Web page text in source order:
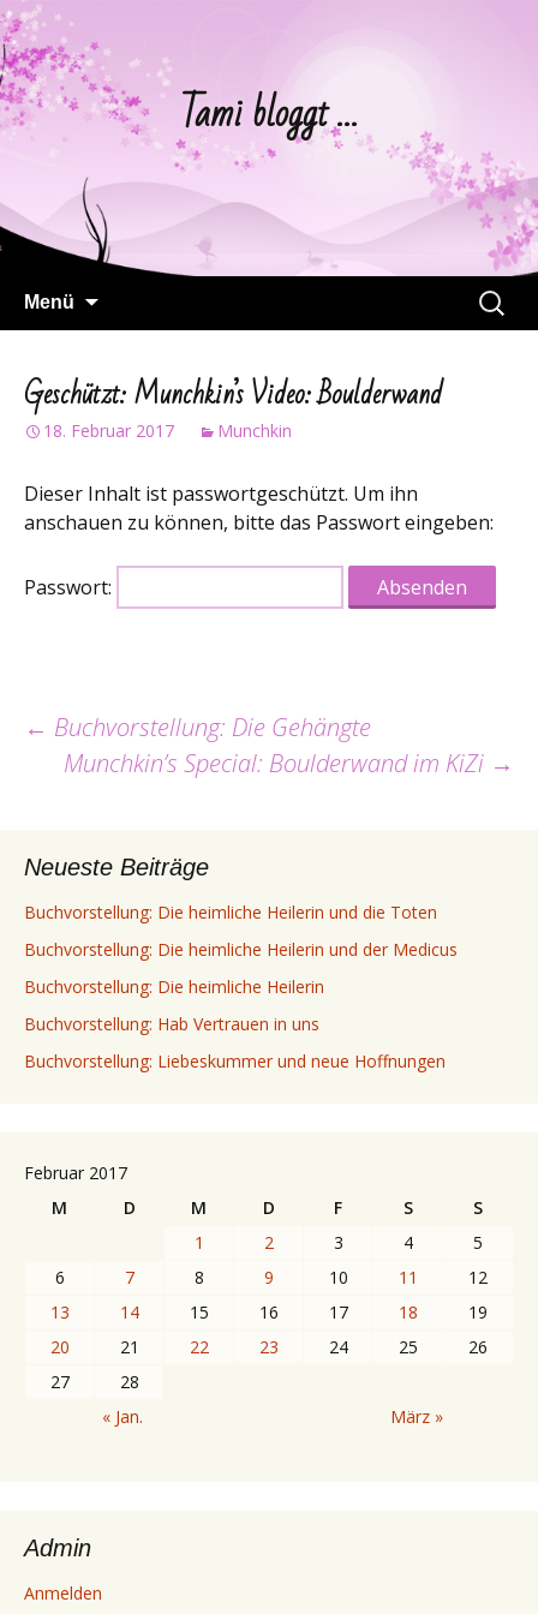
Tami bloggt …
Menü
Suchen
nach:
Geschützt: Munchkin’s Video: Boulderwand
18. Februar 2017 Munchkin
Dieser Inhalt ist passwortgeschützt. Um ihn
anschauen zu können, bitte das Passwort eingeben:
Passwort:
Beitrags-
← Buchvorstellung: Die Gehängte
Munchkin’s Special: Boulderwand im KiZi →
Neueste Beiträge
Buchvorstellung: Die heimliche Heilerin und die Toten
Buchvorstellung: Die heimliche Heilerin und der Medicus
Buchvorstellung: Die heimliche Heilerin
Buchvorstellung: Hab Vertrauen in uns
Buchvorstellung: Liebeskummer und neue Hoffnungen
Februar 2017
M
D M D F S
S
1
2 3 4
5
6
7 8 9 10 11
12
13
14 15 16 17 18
19
20
21 22 23 24 25
26
27
28
« Jan.
März »
Admin
Anmelden